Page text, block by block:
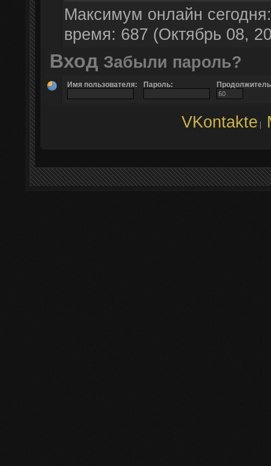
Максимум онлайн
время: 687 (Октябрь 08,
Вход Забыли пароль?
Имя пользователя: Пароль:
VKontakte